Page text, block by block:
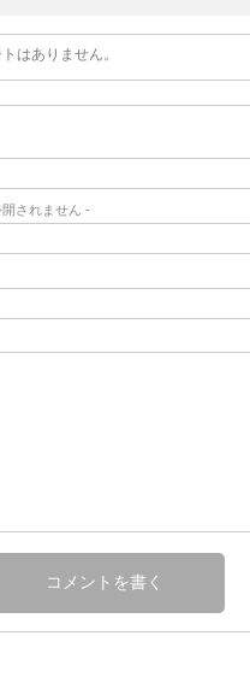
はありません。
されません -